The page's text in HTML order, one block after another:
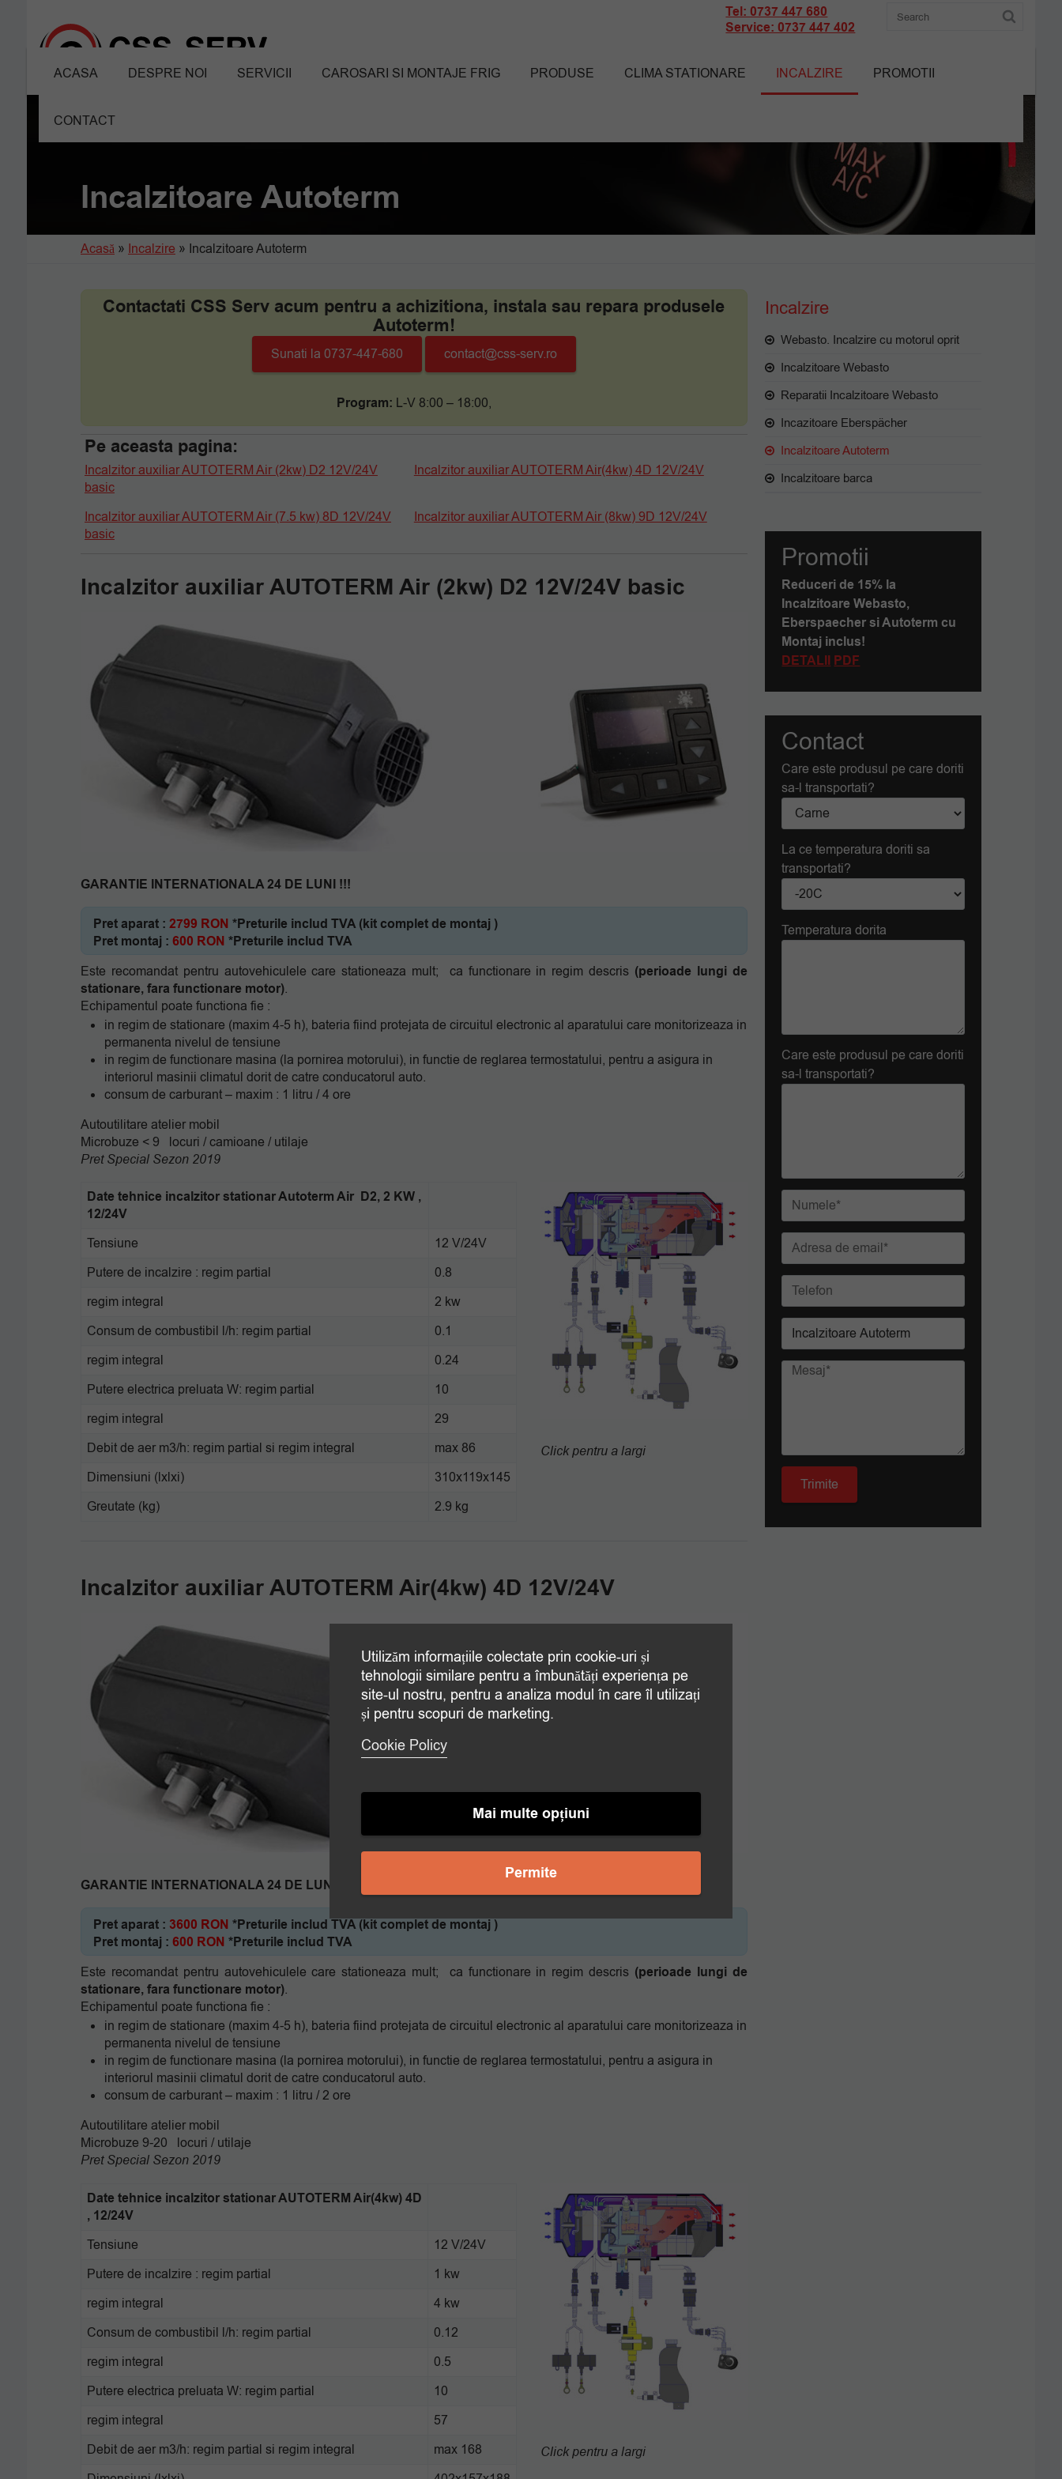
Tel: 0737 447 680
Service: 0737 447 402
ACASA DESPRE NOI SERVICII CAROSARI SI MONTAJE FRIG PRODUSE CLIMA STATIONARE INCALZIRE PROMOTII
CONTACT
Incalzitoare Autoterm
Acasă» Incalzire » Incalzitoare Autoterm
Contactati CSS Serv acum pentru a achizitiona, instala sau repara produsele
Autoterm!
Sunati la 0737-447-680 contact@css-serv.ro
Program: L-V 8:00 – 18:00,
Pe aceasta pagina:
Incalzitor auxiliar AUTOTERM Air (2kw) D2 12V/24V
basic
Incalzitor auxiliar AUTOTERM Air(4kw) 4D 12V/24V
Incalzitor auxiliar AUTOTERM Air (7.5 kw) 8D 12V/24V
basic
Incalzitor auxiliar AUTOTERM Air (8kw) 9D 12V/24V
Incalzitor auxiliar AUTOTERM Air (2kw) D2 12V/24V basic
GARANTIE INTERNATIONALA 24 DE LUNI !!!
Pret aparat : 2799 RON *Preturile includ TVA (kit complet de montaj )
Pret montaj : 600 RON *Preturile includ TVA
Este recomandat pentru autovehiculele care stationeaza mult; ca functionare in regim descris (perioade lungi de
stationare, fara functionare motor).
Echipamentul poate functiona fie :
in regim de stationare (maxim 4-5 h), bateria fiind protejata de circuitul electronic al aparatului care monitorizeaza in
permanenta nivelul de tensiune
in regim de functionare masina (la pornirea motorului), in functie de reglarea termostatului, pentru a asigura in
interiorul masinii climatul dorit de catre conducatorul auto.
consum de carburant – maxim : 1 litru / 4 ore
Autoutilitare atelier mobil
Microbuze < 9 locuri / camioane / utilaje
Pret Special Sezon 2019
Date tehnice incalzitor stationar Autoterm Air D2, 2 KW ,
12/24V
Tensiune
12 V/24V
Putere de incalzire : regim partial
0.8
regim integral
2 kw
Consum de combustibil l/h: regim partial
0.1
regim integral
0.24
Putere electrica preluata W: regim partial
10
regim integral
29
Debit de aer m3/h: regim partial si regim integral
max 86
Dimensiuni (lxlxi)
310x119x145
Greutate (kg)
2.9 kg
Click pentru a largi
Incalzitor auxiliar AUTOTERM Air(4kw) 4D 12V/24V
GARANTIE INTERNATIONALA 24 DE LUNI !!!
Pret aparat : 3600 RON *Preturile includ TVA (kit complet de montaj )
Pret montaj : 600 RON *Preturile includ TVA
Este recomandat pentru autovehiculele care stationeaza mult; ca functionare in regim descris (perioade lungi de
stationare, fara functionare motor).
Echipamentul poate functiona fie :
in regim de stationare (maxim 4-5 h), bateria fiind protejata de circuitul electronic al aparatului care monitorizeaza in
permanenta nivelul de tensiune
in regim de functionare masina (la pornirea motorului), in functie de reglarea termostatului, pentru a asigura in
interiorul masinii climatul dorit de catre conducatorul auto.
consum de carburant – maxim : 1 litru / 2 ore
Autoutilitare atelier mobil
Microbuze 9-20 locuri / utilaje
Pret Special Sezon 2019
Date tehnice incalzitor stationar AUTOTERM Air(4kw) 4D
, 12/24V
Tensiune
12 V/24V
Putere de incalzire : regim partial
1 kw
regim integral
4 kw
Consum de combustibil l/h: regim partial
0.12
regim integral
0.5
Putere electrica preluata W: regim partial
10
regim integral
57
Debit de aer m3/h: regim partial si regim integral
max 168
Click pentru a largi
Incalzire
Webasto. Incalzire cu motorul oprit
Incalzitoare Webasto
Reparatii Incalzitoare Webasto
Incazitoare Eberspächer
Incalzitoare Autoterm
Incalzitoare barca
Promotii
Reduceri de 15% la
Incalzitoare Webasto,
Eberspaecher si Autoterm cu
Montaj inclus!
DETALII PDF
Contact
Care este produsul pe care doriti
sa-l transportati?
La ce temperatura doriti sa
transportati?
Temperatura dorita
Care este produsul pe care doriti
sa-l transportati?
Utilizăm informațiile colectate prin cookie-uri și
tehnologii similare pentru a îmbunătăți experiența pe
site-ul nostru, pentru a analiza modul în care îl utilizați
și pentru scopuri de marketing.
Cookie Policy
Mai multe opțiuni
Permite